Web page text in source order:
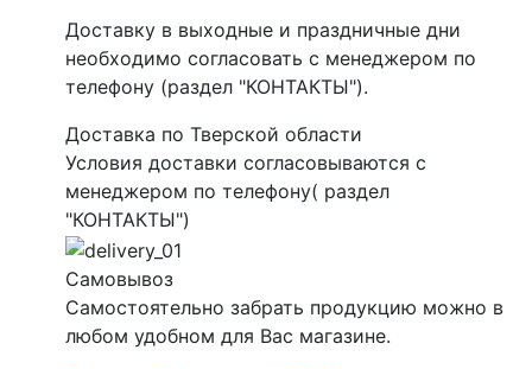
Доставку в выходные и праздничные дни
необходимо согласовать с менеджером по
телефону (раздел "КОНТАКТЫ").
Доставка по Тверской области
Условия доставки согласовываются с
менеджером по телефону( раздел
"КОНТАКТЫ")
Самовывоз
Самостоятельно забрать продукцию можно в
любом удобном для Вас магазине.